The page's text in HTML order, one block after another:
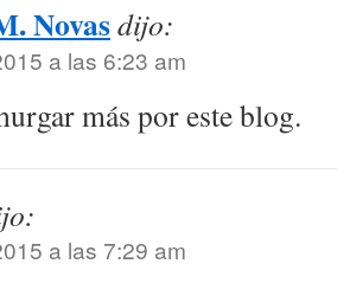
Novasdijo:
a las 6:23 am
más por este blog.
a las 7:29 am